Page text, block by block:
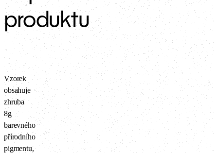
produktu
Vzorek
obsahuje
zhruba
8g
barevného
přírodního
pigmentu,